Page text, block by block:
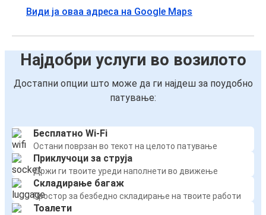
Види ја оваа адреса на Google Maps
Најдобри услуги во возилото
Достапни опции што може да ги најдеш за поудобно
патување:
Бесплатно Wi-Fi
Остани поврзан во текот на целото патување
Приклучоци за струја
Држи ги твоите уреди наполнети во движење
Складирање багаж
Простор за безбедно складирање на твоите работи
Тоалети